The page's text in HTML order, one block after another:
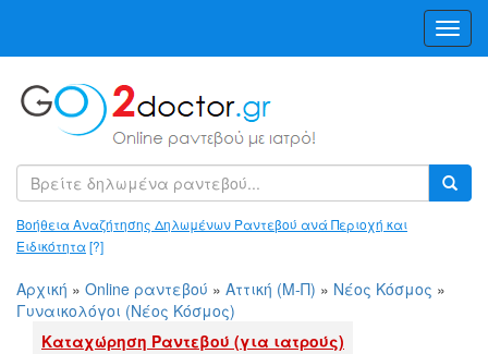
Βοήθεια Αναζήτησης Δηλωμένων Ραντεβού ανά Περιοχή και
Ειδικότητα[?]
Αρχική » Online ραντεβού » Αττική (Μ-Π) » Νέος Κόσμος »
Γυναικολόγοι (Νέος Κόσμος)
Καταχώρηση Ραντεβού (για ιατρούς)